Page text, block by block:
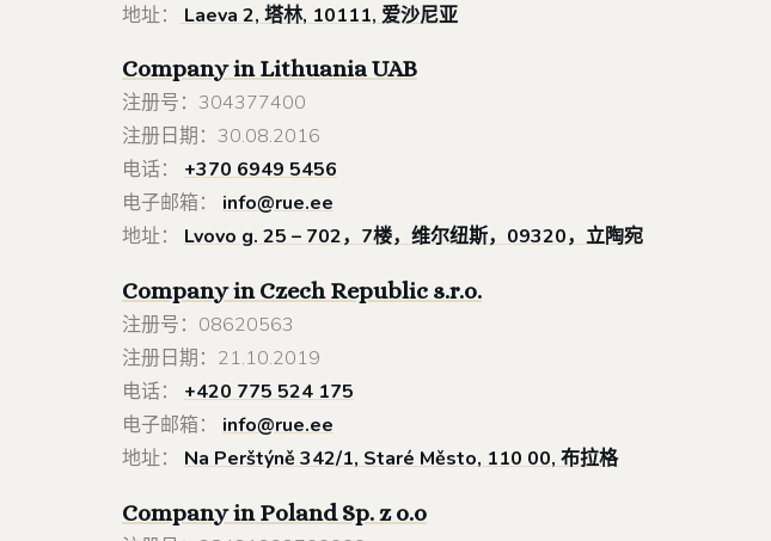
地址：
Laeva 2, 塔林, 10111, 爱沙尼亚
Company in LithuaniaUAB
注册号：304377400
注册日期：30.08.2016
电话： +370 6949 5456
电子邮箱： info@rue.ee
地址： Lvovo g. 25 – 702，7楼，维尔纽斯，09320，立陶宛
Company in Czech Republic s.r.o.
注册号：08620563
注册日期：21.10.2019
电话： +420 775 524 175
电子邮箱： info@rue.ee
地址： Na Perštýně 342/1, Staré Město, 110 00, 布拉格
Company in PolandSp. z o.o